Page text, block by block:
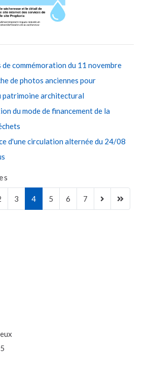
de commémoration du 11 novembre
de photos anciennes pour
patrimoine architectural
du mode de financement de la
d'une circulation alternée du 24/08
3 4 5 6 7